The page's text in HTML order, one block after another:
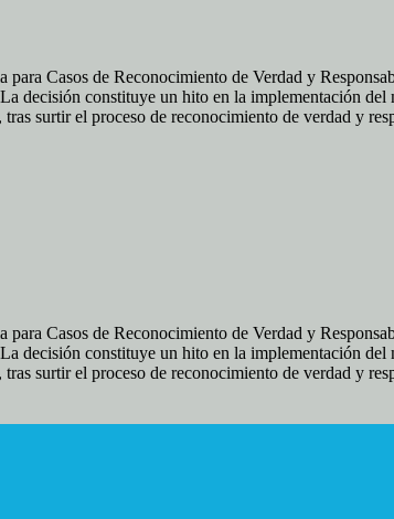
Casos de Reconocimiento de Verdad y
decisión constituye un hito en la implementación
surtir el proceso de reconocimiento de verdad y
Casos de Reconocimiento de Verdad y
decisión constituye un hito en la implementación
surtir el proceso de reconocimiento de verdad y